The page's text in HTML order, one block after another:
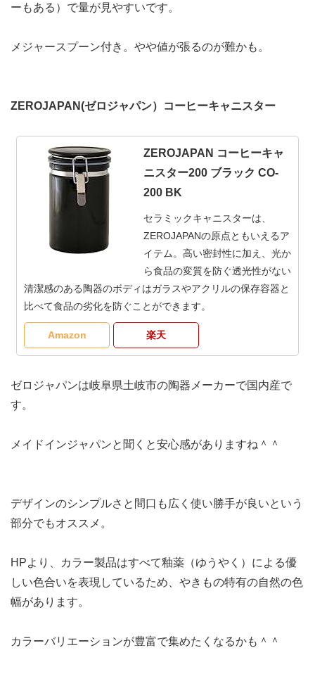
ーもある）で量が見やすいです。
メジャースプーン付き。やや値が張るのが難かも。
ZEROJAPAN(ゼロジャパン）コーヒーキャニスター
ZEROJAPAN コーヒーキャ
ニスター200 ブラック CO-
200 BK
セラミックキャニスターは、
ZEROJAPANの原点ともいえるア
イテム。高い密封性に加え、光か
ら食品の変質を防ぐ透光性がない
清潔感のある陶器のボディはガラスやアクリルの保存容器と
比べて食品の劣化を防ぐことができます。
Amazon 楽天
ゼロジャパンは岐阜県土岐市の陶器メーカーで国内産で
す。
メイドインジャパンと聞くと安心感がありますね＾＾
デザインのシンプルさと間口も広く使い勝手が良いという
部分でもオススメ。
HPより、カラー製品はすべて釉薬（ゆうやく）による優
しい色合いを表現しているため、やきもの特有の自然の色
幅があります。
カラーバリエーションが豊富で集めたくなるかも＾＾